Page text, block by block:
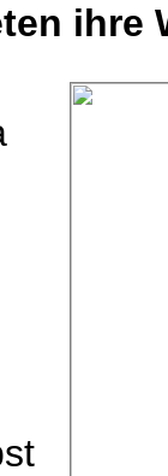
ihre